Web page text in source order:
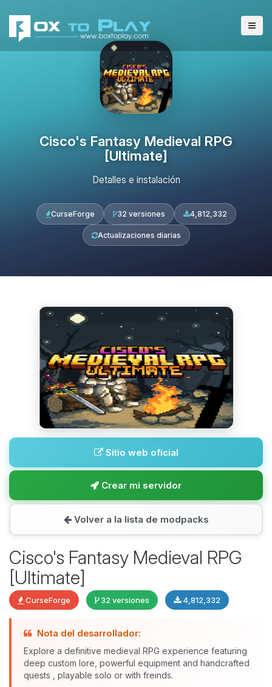
Cisco's Fantasy Medieval RPG
[Ultimate]
Detalles e instalación
CurseForge 32 versiones 4,812,332
Actualizaciones diarias
Sitio web oficial
Crear mi servidor
Volver a la lista de modpacks
Cisco's Fantasy Medieval RPG
[Ultimate]
CurseForge 32 versiones 4,812,332
Nota del desarrollador:
Explore a definitive medieval RPG experience featuring
deep custom lore, powerful equipment and handcrafted
quests , playable solo or with freinds.